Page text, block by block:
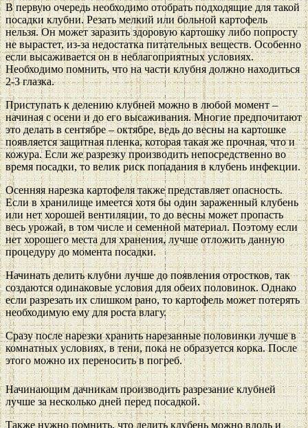
В первую очередь необходимо отобрать подходящие для такой
посадки клубни. Резать мелкий или больной картофель
нельзя. Он может заразить здоровую картошку либо попросту
не вырастет, из-за недостатка питательных веществ. Особенно
если высаживается он в неблагоприятных условиях.
Необходимо помнить, что на части клубня должно находиться
2-3 глазка.
Приступать к делению клубней можно в любой момент –
начиная с осени и до его высаживания. Многие предпочитают
это делать в сентябре – октябре, ведь до весны на картошке
появляется защитная пленка, которая такая же прочная, что и
кожура. Если же разрезку производить непосредственно во
время посадки, то велик риск попадания в клубень инфекции.
Осенняя нарезка картофеля также представляет опасность.
Если в хранилище имеется хотя бы один зараженный клубень
или нет хорошей вентиляции, то до весны может пропасть
весь урожай, в том числе и семенной материал. Поэтому если
нет хорошего места для хранения, лучше отложить данную
процедуру до момента посадки.
Начинать делить клубни лучше до появления отростков, так
создаются одинаковые условия для обеих половинок. Однако
если разрезать их слишком рано, то картофель может потерять
необходимую ему для роста влагу.
Сразу после нарезки хранить нарезанные половинки лучше в
комнатных условиях, в тени, пока не образуется корка. После
этого можно их переносить в погреб.
Начинающим дачникам производить разрезание клубней
лучше за несколько дней перед посадкой.
Также нужно помнить, что делить клубень можно вдоль и